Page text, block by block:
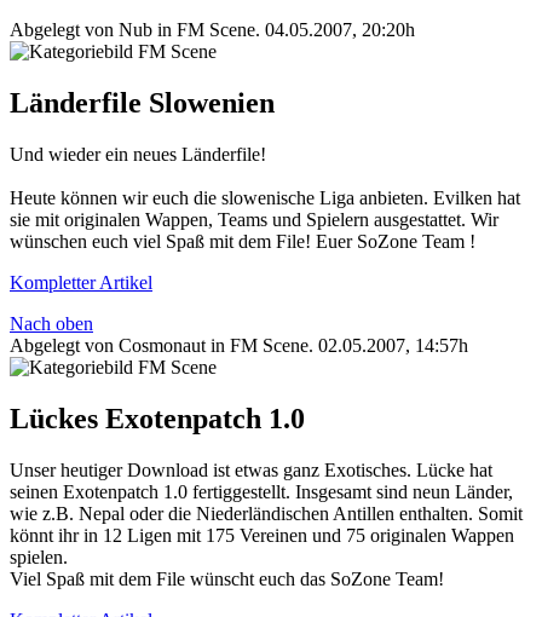
Abgelegt von Nub in FM Scene. 04.05.2007, 20:20h
Länderfile Slowenien
Und wieder ein neues Länderfile!
Heute können wir euch die slowenische Liga anbieten. Evilken hat
sie mit originalen Wappen, Teams und Spielern ausgestattet. Wir
wünschen euch viel Spaß mit dem File! Euer SoZone Team !
Kompletter Artikel
Nach oben
Abgelegt von Cosmonaut in FM Scene. 02.05.2007, 14:57h
Lückes Exotenpatch 1.0
Unser heutiger Download ist etwas ganz Exotisches. Lücke hat
seinen Exotenpatch 1.0 fertiggestellt. Insgesamt sind neun Länder,
wie z.B. Nepal oder die Niederländischen Antillen enthalten. Somit
könnt ihr in 12 Ligen mit 175 Vereinen und 75 originalen Wappen
spielen.
Viel Spaß mit dem File wünscht euch das SoZone Team!